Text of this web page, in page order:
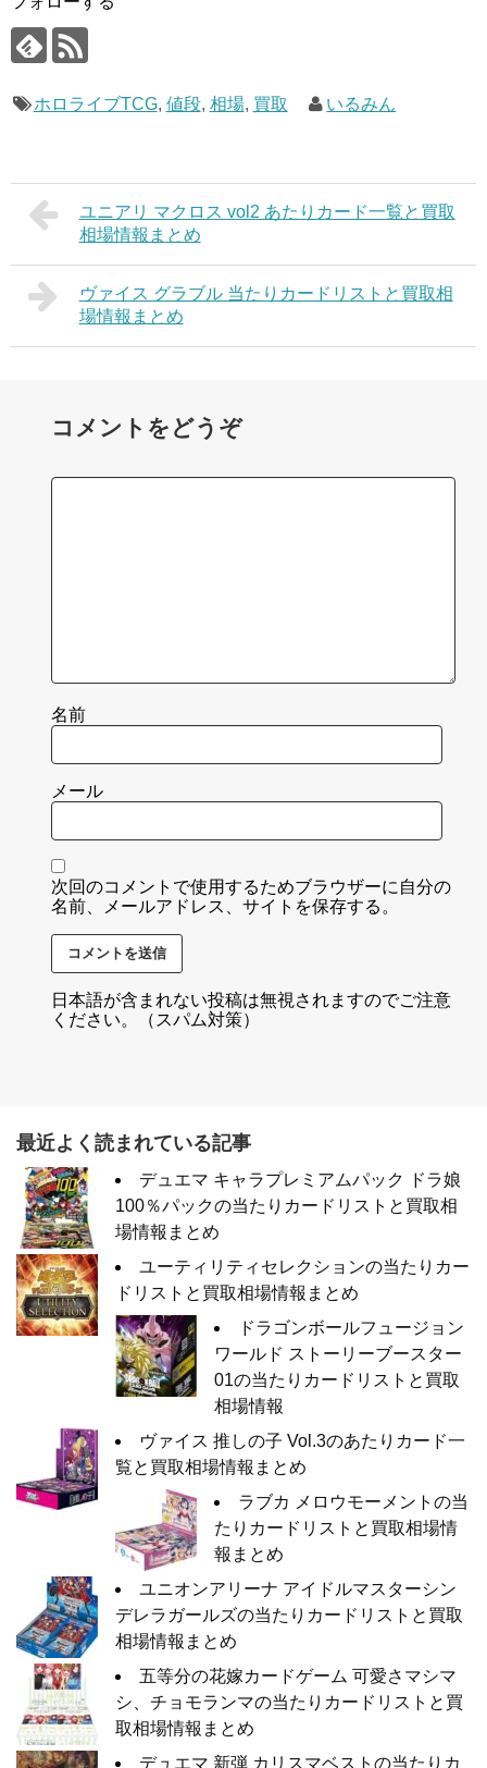
ホロライブTCG, 値段, 相場, 買取 いるみん
ユニアリ マクロス vol2 あたりカード一覧と買取
相場情報まとめ
ヴァイス グラブル 当たりカードリストと買取相
場情報まとめ
コメントをどうぞ
名前
メール
次回のコメントで使用するためブラウザーに自分の
名前、メールアドレス、サイトを保存する。
日本語が含まれない投稿は無視されますのでご注意
ください。（スパム対策）
最近よく読まれている記事
デュエマ キャラプレミアムパック ドラ娘
100％パックの当たりカードリストと買取相
場情報まとめ
ユーティリティセレクションの当たりカー
ドリストと買取相場情報まとめ
ドラゴンボールフュージョン
ワールド ストーリーブースター
01の当たりカードリストと買取
相場情報
ヴァイス 推しの子 Vol.3のあたりカード一
覧と買取相場情報まとめ
ラブカ メロウモーメントの当
たりカードリストと買取相場情
報まとめ
ユニオンアリーナ アイドルマスターシン
デレラガールズの当たりカードリストと買取
相場情報まとめ
五等分の花嫁カードゲーム 可愛さマシマ
シ、チョモランマの当たりカードリストと買
取相場情報まとめ
デュエマ 新弾 カリスマベストの当たりカ